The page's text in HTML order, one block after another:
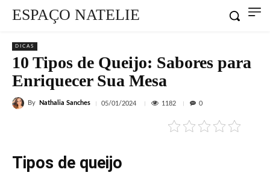
ESPAÇO NATELIE
DICAS
10 Tipos de Queijo: Sabores para
Enriquecer Sua Mesa
By Nathalia Sanches 05/01/2024 1182 0
Tipos de queijo